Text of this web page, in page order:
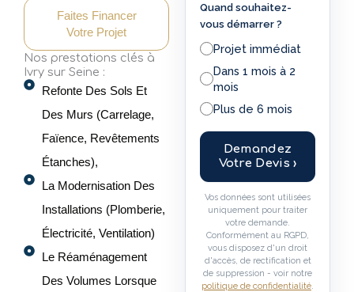
Faites Financer
Votre Projet
Nos prestations clés à
Ivry sur Seine :
Refonte Des Sols Et
Des Murs (carrelage,
Faïence, Revêtements
Étanches),
La Modernisation Des
Installations (plomberie,
Électricité, Ventilation)
Le Réaménagement
Des Volumes Lorsque
Quand souhaitez-
vous démarrer ?
Projet immédiat
Dans 1 mois à 2
mois
Plus de 6 mois
Demandez
Votre Devis ›
Vos données sont utilisées
uniquement pour traiter
votre demande.
Conformément au RGPD,
vous disposez d'un droit
d'accès, de rectification et
de suppression - voir notre
politique de confidentialité.